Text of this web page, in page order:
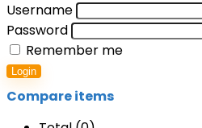
Username
Password
Remember me
Login
Compare items